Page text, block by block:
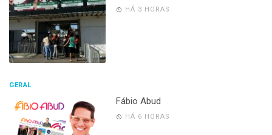
HÁ 3 HORAS
GERAL
Fábio Abud
HÁ 6 HORAS